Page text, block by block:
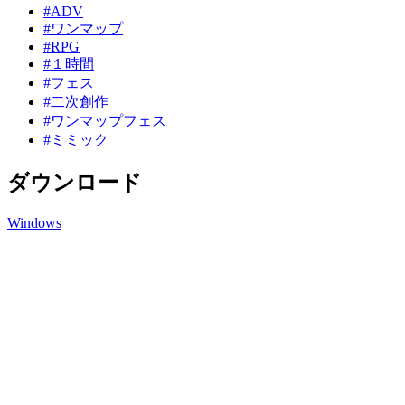
#ADV
#ワンマップ
#RPG
#１時間
#フェス
#二次創作
#ワンマップフェス
#ミミック
ダウンロード
Windows